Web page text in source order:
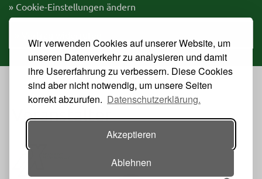
Wir verwenden Cookies auf unserer Website, um
unseren Datenverkehr zu analysieren und damit
ihre Usererfahrung zu verbessern. Diese Cookies
sind aber nicht notwendig, um unsere Seiten
korrekt abzurufen. Datenschutzerklärung.
Akzeptieren
Ablehnen
» Cookie-Einstellungen ändern
Veranstalter